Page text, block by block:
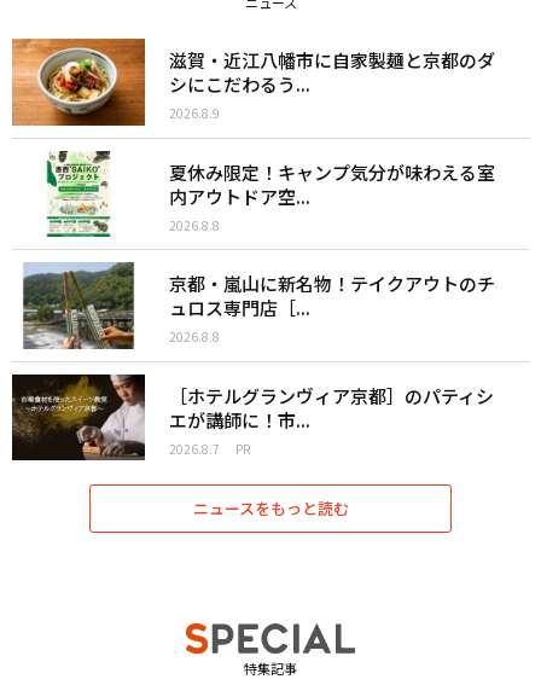
滋賀・近江八幡市に自家製麺と京都のダ
シにこだわるう...
2026.8.9
夏休み限定！キャンプ気分が味わえる室
内アウトドア空...
2026.8.8
京都・嵐山に新名物！テイクアウトのチ
ュロス専門店［...
2026.8.8
［ホテルグランヴィア京都］のパティシ
エが講師に！市...
2026.8.7 PR
ニュースをもっと読む
特集記事